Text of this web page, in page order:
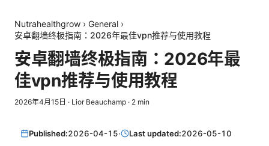
Nutrahealthgrow › General ›
安卓翻墙终极指南：2026年最佳vpn推荐与使用教程
安卓翻墙终极指南：2026年最
佳vpn推荐与使用教程
2026年4月15日 · Lior Beauchamp · 2 min
Published:2026-04-15· Last updated:2026-05-10